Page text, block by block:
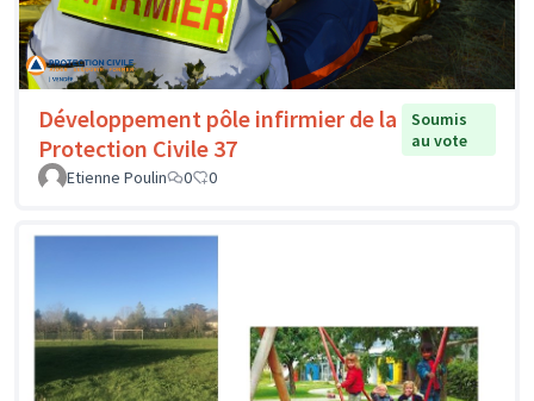
Développement pôle infirmier de la
Protection Civile 37
Soumis
au vote
Etienne Poulin
0 0